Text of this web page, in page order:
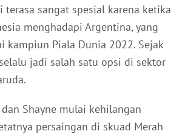
terasa sangat spesial karena ketika
menghadapi Argentina, yang
kampiun Piala Dunia 2022. Sejak
jadi salah satu opsi di sektor
dan Shayne mulai kehilangan
persaingan di skuad Merah